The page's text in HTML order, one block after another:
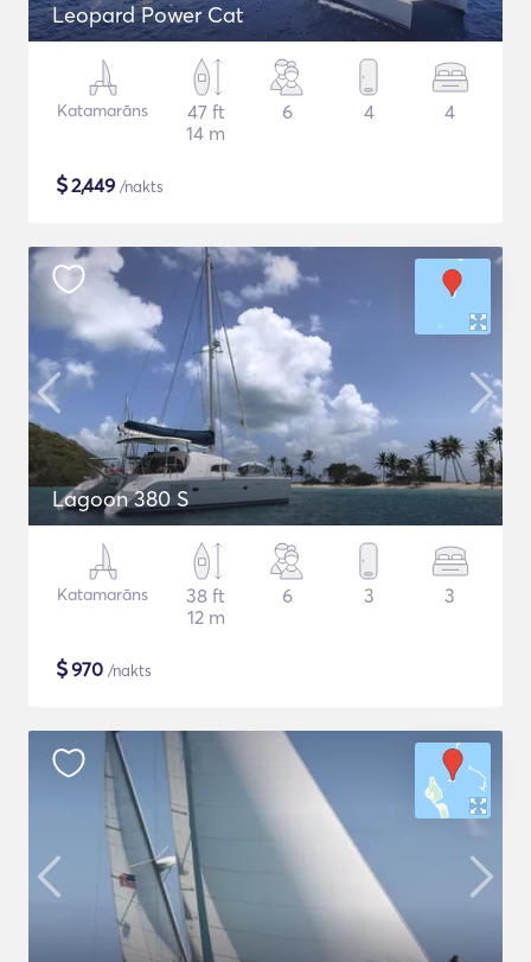
Leopard Power Cat
Katamarāns
47 ft
14 m
6 4 4
$2,449 /nakts
Lagoon 380 S
Katamarāns
38 ft
12 m
6 3 3
$970 /nakts